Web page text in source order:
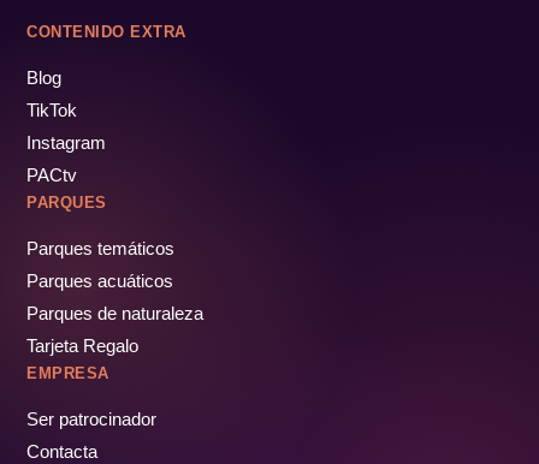
CONTENIDO EXTRA
Blog
TikTok
Instagram
PACtv
PARQUES
Parques temáticos
Parques acuáticos
Parques de naturaleza
Tarjeta Regalo
EMPRESA
Ser patrocinador
Contacta